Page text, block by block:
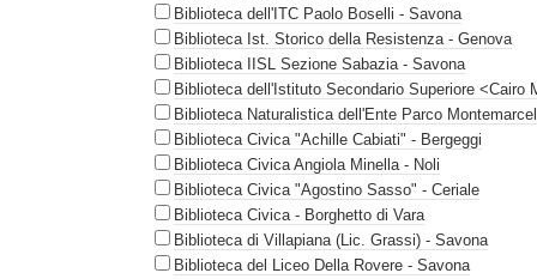
Biblioteca dell'ITC Paolo Boselli - Savona
Biblioteca Ist. Storico della Resistenza - Genova
Biblioteca IISL Sezione Sabazia - Savona
Biblioteca dell'Istituto Secondario Superiore <Cairo
Biblioteca Naturalistica dell'Ente Parco
Biblioteca Civica "Achille Cabiati" - Bergeggi
Biblioteca Civica Angiola Minella - Noli
Biblioteca Civica "Agostino Sasso" - Ceriale
Biblioteca Civica - Borghetto di Vara
Biblioteca di Villapiana (Lic. Grassi) - Savona
Biblioteca del Liceo Della Rovere - Savona